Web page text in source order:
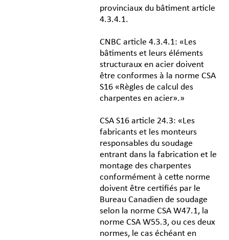
provinciaux du bâtiment article
4.3.4.1.
CNBC article 4.3.4.1: «Les
bâtiments et leurs éléments
structuraux en acier doivent
être conformes à la norme CSA
S16 «Règles de calcul des
charpentes en acier».»
CSA S16 article 24.3: «Les
fabricants et les monteurs
responsables du soudage
entrant dans la fabrication et le
montage des charpentes
conformément à cette norme
doivent être certifiés par le
Bureau Canadien de soudage
selon la norme CSA W47.1, la
norme CSA W55.3, ou ces deux
normes, le cas échéant en